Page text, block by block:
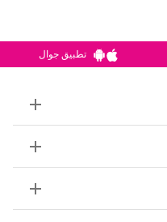
تطبيق جوال